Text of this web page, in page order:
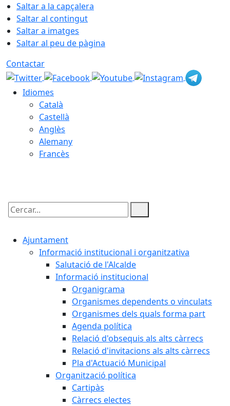
Saltar a la capçalera
Saltar al contingut
Saltar a imatges
Saltar al peu de pàgina
Contactar
Idiomes
Català
Castellà
Anglès
Alemany
Francès
Cercar:
Ajuntament
Informació institucional i organitzativa
Salutació de l'Alcalde
Informació institucional
Organigrama
Organismes dependents o vinculats
Organismes dels quals forma part
Agenda política
Relació d'obsequis als alts càrrecs
Relació d'invitacions als alts càrrecs
Pla d'Actuació Municipal
Organització política
Cartipàs
Càrrecs electes